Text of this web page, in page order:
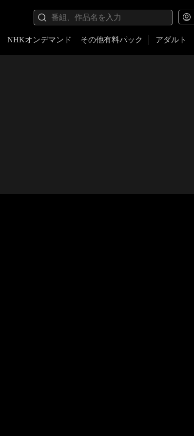
NHKオンデマンド その他有料パック アダルト